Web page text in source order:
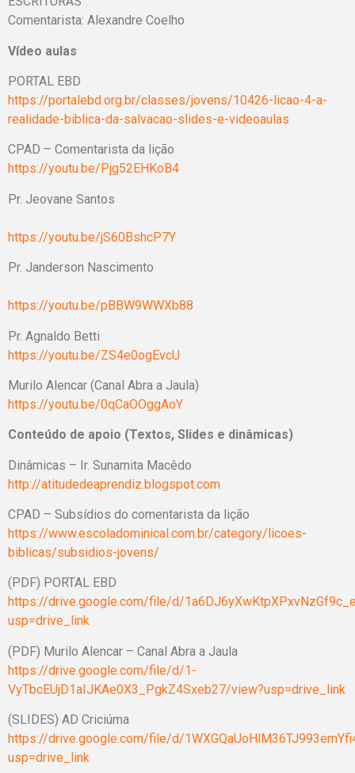
Comentarista: Alexandre Coelho
Vídeo aulas
PORTAL EBD
https://portalebd.org.br/classes/jovens/10426-licao-4-a-
realidade-biblica-da-salvacao-slides-e-videoaulas
CPAD – Comentarista da lição
https://youtu.be/Pjg52EHKoB4
Pr. Jeovane Santos
https://youtu.be/jS60BshcP7Y
Pr. Janderson Nascimento
https://youtu.be/pBBW9WWXb88
Pr. Agnaldo Betti
https://youtu.be/ZS4e0ogEvcU
Murilo Alencar (Canal Abra a Jaula)
https://youtu.be/0qCaOOggAoY
Conteúdo de apoio (Textos, Slides e dinâmicas)
Dinâmicas – Ir. Sunamita Macêdo
http://atitudedeaprendiz.blogspot.com
CPAD – Subsídios do comentarista da lição
https://www.escoladominical.com.br/category/licoes-
biblicas/subsidios-jovens/
(PDF) PORTAL EBD
https://drive.google.com/file/d/
usp=drive_link
(PDF) Murilo Alencar – Canal Abra a Jaula
https://drive.google.com/file/d/1-
VyTbcEUjD1aIJKAe0X3_PgkZ4Sxeb27/view?usp=drive_link
(SLIDES) AD Criciúma
https://drive.google.com/file/d/
usp=drive_link